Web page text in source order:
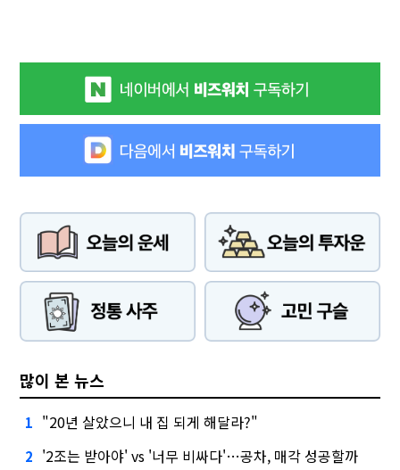
많이 본 뉴스
1 "20년 살았으니 내 집 되게 해달라?"
2 '2조는 받아야' vs '너무 비싸다'…공차, 매각 성공할까